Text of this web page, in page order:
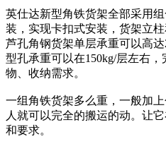
英仕达新型角铁货架全部采用
装，实现卡扣式安装，货架立
芦孔角钢货架单层承重可以高
型孔承重可以在150kg/层左右
物、收纳需求。
一组角铁货架多么重，一般加
人就可以完全的搬运的动。让
和要求。